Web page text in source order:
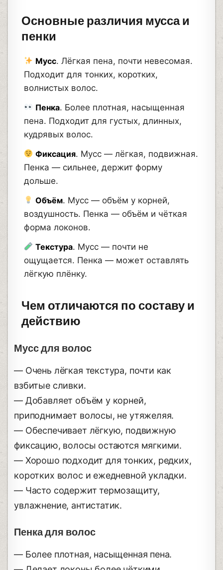
Основные различия мусса и
пенки
Мусс. Лёгкая пена, почти невесомая.
Подходит для тонких, коротких,
волнистых волос.
Пенка. Более плотная, насыщенная
пена. Подходит для густых, длинных,
кудрявых волос.
Фиксация. Мусс — лёгкая, подвижная.
Пенка — сильнее, держит форму
дольше.
Объём. Мусс — объём у корней,
воздушность. Пенка — объём и чёткая
форма локонов.
Текстура. Мусс — почти не
ощущается. Пенка — может оставлять
лёгкую плёнку.
Чем отличаются по составу и
действию
Мусс для волос
— Очень лёгкая текстура, почти как
взбитые сливки.
— Добавляет объём у корней,
приподнимает волосы, не утяжеляя.
— Обеспечивает лёгкую, подвижную
фиксацию, волосы остаются мягкими.
— Хорошо подходит для тонких, редких,
коротких волос и ежедневной укладки.
— Часто содержит термозащиту,
увлажнение, антистатик.
Пенка для волос
— Более плотная, насыщенная пена.